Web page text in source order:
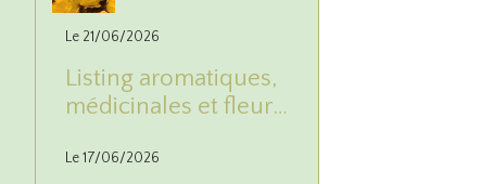
Le 21/06/2026
Listing aromatiques,
médicinales et fleurs
Le 17/06/2026